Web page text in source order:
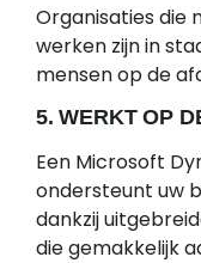
Organisaties die
werken zijn in
mensen op de
5. WERKT OP
Een Microsoft
ondersteunt uw
dankzij
die gemakkelijk